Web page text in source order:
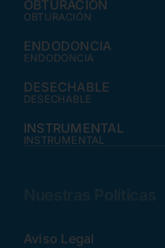
OBTURACIÓN
OBTURACIÓN
ENDODONCIA
ENDODONCIA
DESECHABLE
DESECHABLE
INSTRUMENTAL
INSTRUMENTAL
Aviso Legal